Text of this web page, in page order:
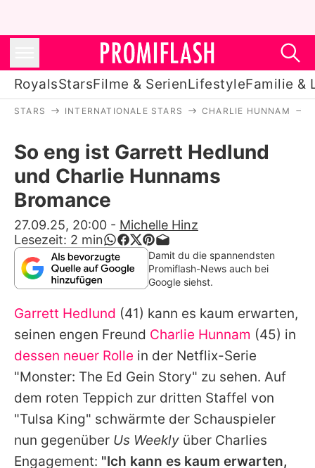
RoyalsStarsFilme & SerienLifestyleFamilie &
Stars
Filme & Serien
Lifestyle
Familie & Liebe
Promiflash Exklusiv
Alle Themen auf Promiflash
Jobs
App runterladen
Team
Redaktionelle Richtlinien
STARS INTERNATIONALE STARS CHARLIE HUNNAM
So eng ist Garrett Hedlund
und Charlie Hunnams
Bromance
27.09.25, 20:00 - Michelle Hinz
Lesezeit: 2 min
Damit du die spannendsten
Promiflash-News auch bei
Google siehst.
Garrett Hedlund (41) kann es kaum erwarten,
seinen engen Freund Charlie Hunnam (45) in
dessen neuer Rolle in der Netflix-Serie
"Monster: The Ed Gein Story" zu sehen. Auf
dem roten Teppich zur dritten Staffel von
"Tulsa King" schwärmte der Schauspieler
nun gegenüber Us Weekly über Charlies
Engagement: "Ich kann es kaum erwarten,